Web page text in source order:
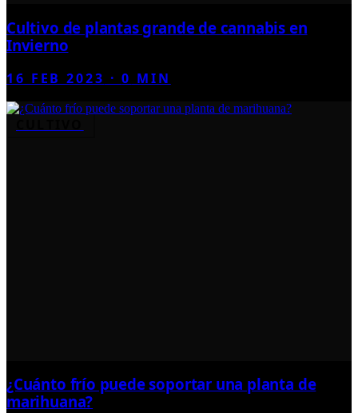
Cultivo de plantas grande de cannabis en
Invierno
16 FEB 2023 ·0 MIN
¿Cuánto frío puede soportar una planta de
marihuana?